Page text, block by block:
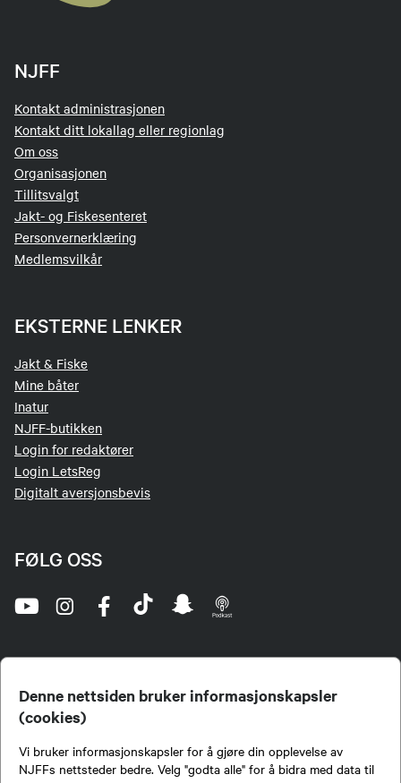
Denne nettsiden bruker informasjonskapsler
(cookies)
Vi bruker informasjonskapsler for å gjøre din opplevelse av
NJFFs nettsteder bedre. Velg "godta alle" for å bidra med data til
NJFF
Kontakt administrasjonen
Kontakt ditt lokallag eller regionlag
Om oss
Organisasjonen
Tillitsvalgt
Jakt- og Fiskesenteret
Personvernerklæring
Medlemsvilkår
EKSTERNE LENKER
Jakt & Fiske
Mine båter
Inatur
NJFF-butikken
Login for redaktører
Login LetsReg
Digitalt aversjonsbevis
FØLG OSS
jegere og sportsfiskere og et av de viktigste miljøene for formidling av kunnskap om jakt og
fiske i Norge. Vi er en partipolitisk nøytral organisasjon, men har et sterkt jakt-, fiske-, og